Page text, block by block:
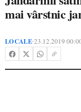
mai vârstnic
LOCALE•23.12.2019